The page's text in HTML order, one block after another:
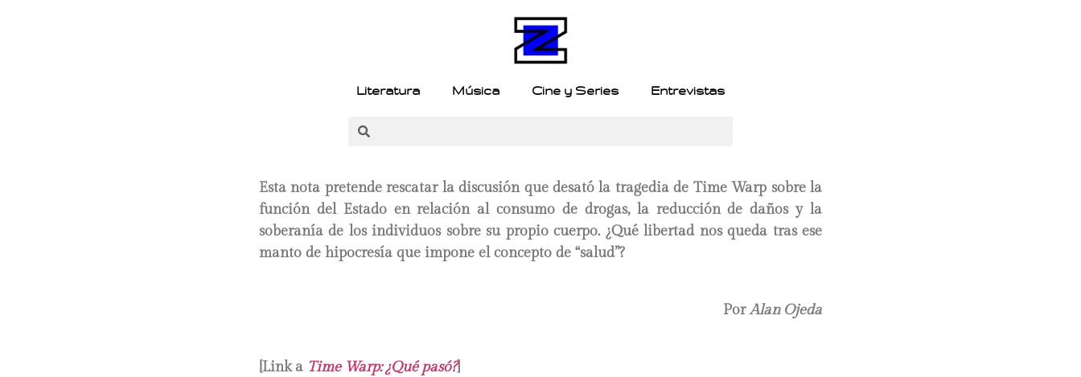
Literatura Música Cine y Series Entrevistas
Esta nota pretende rescatar la discusión que desató la tragedia de Time Warp sobre la
función del Estado en relación al consumo de drogas, la reducción de daños y la
soberanía de los individuos sobre su propio cuerpo. ¿Qué libertad nos queda tras ese
manto de hipocresía que impone el concepto de “salud”?
PorAlan Ojeda
[Link a Time Warp: ¿Qué pasó?]